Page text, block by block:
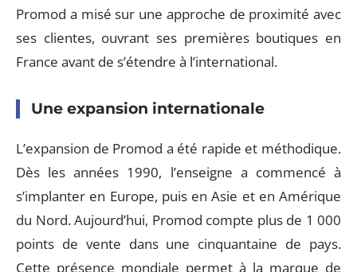
Promod a misé sur une approche de proximité avec
ses clientes, ouvrant ses premières boutiques en
France avant de s’étendre à l’international.
Une expansion internationale
L’expansion de Promod a été rapide et méthodique.
Dès les années 1990, l’enseigne a commencé à
s’implanter en Europe, puis en Asie et en Amérique
du Nord. Aujourd’hui, Promod compte plus de 1 000
points de vente dans une cinquantaine de pays.
Cette présence mondiale permet à la marque de